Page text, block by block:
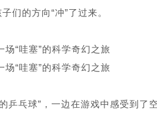
们的方向“冲”了过来。
乓球”，一边在游戏中感受到了